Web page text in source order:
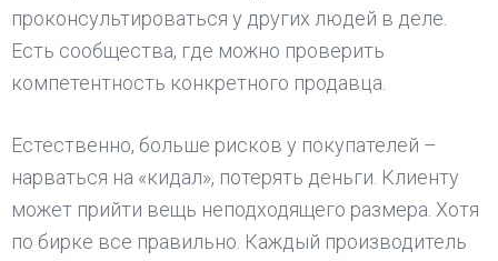
проконсультироваться у других людей в деле.
Есть сообщества, где можно проверить
компетентность конкретного продавца.
Естественно, больше рисков у покупателей –
нарваться на «кидал», потерять деньги. Клиенту
может прийти вещь неподходящего размера. Хотя
по бирке все правильно. Каждый производитель